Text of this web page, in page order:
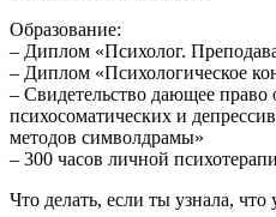
Образование:
– Диплом «Психолог.
– Диплом «Психологическое
– Свидетельство дающее
психосоматических и
методов символдрамы»
– 300 часов личной
Что делать, если ты узнала,